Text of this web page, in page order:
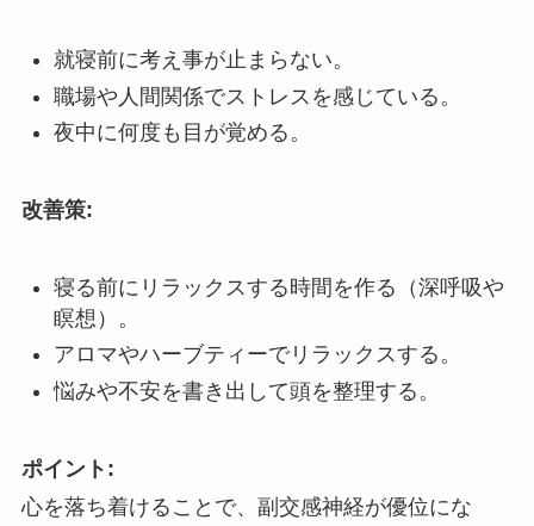
就寝前に考え事が止まらない。
職場や人間関係でストレスを感じている。
夜中に何度も目が覚める。
改善策:
寝る前にリラックスする時間を作る（深呼吸や
瞑想）。
アロマやハーブティーでリラックスする。
悩みや不安を書き出して頭を整理する。
ポイント:
心を落ち着けることで、副交感神経が優位にな